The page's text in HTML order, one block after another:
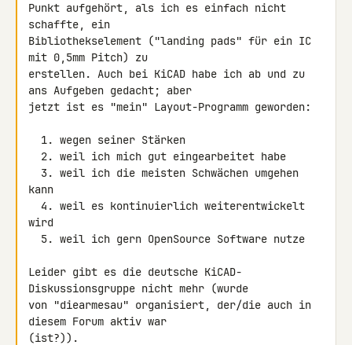
Punkt aufgehört, als ich es einfach nicht
schaffte, ein
Bibliothekselement ("landing pads" für ein IC
mit 0,5mm Pitch) zu
erstellen. Auch bei KiCAD habe ich ab und zu
ans Aufgeben gedacht; aber
jetzt ist es "mein" Layout-Programm geworden:
kann
wird
Leider gibt es die deutsche KiCAD-
Diskussionsgruppe nicht mehr (wurde
von "diearmesau" organisiert, der/die auch in
diesem Forum aktiv war
(ist?)).